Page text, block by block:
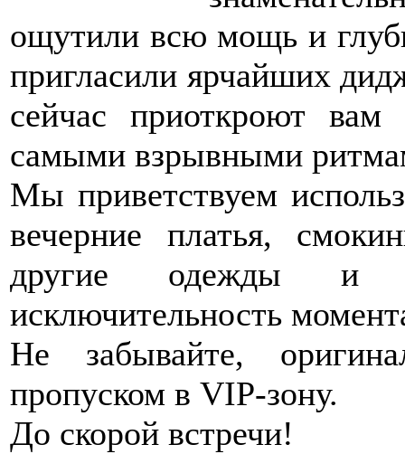
ощутили всю мощь и
пригласили ярчайших
сейчас приоткроют
самыми взрывными
Мы приветствуем
вечерние платья,
другие одежды и
исключительность
Не забывайте,
пропуском в VIP-зону.
До скорой встречи!